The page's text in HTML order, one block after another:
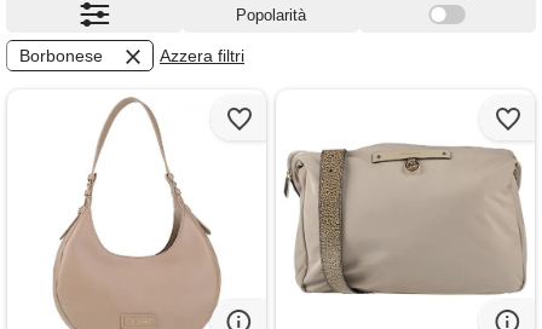
Popolarità
Borbonese Azzera filtri